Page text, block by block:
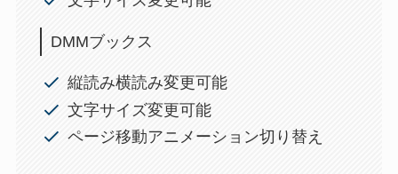
DMMブックス
縦読み横読み変更可能
文字サイズ変更可能
ページ移動アニメーション切り替え